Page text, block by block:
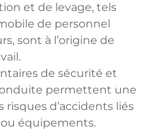
et de levage, tels
de personnel
sont à l’origine de
de sécurité et
permettent une
d’accidents liés
ou équipements.